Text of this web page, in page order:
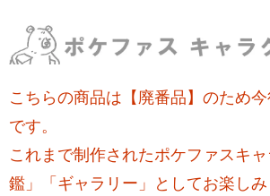
こちらの商品は【廃番品】のため
です。
これまで制作されたポケファスキ
鑑」「ギャラリー」としてお楽しみ